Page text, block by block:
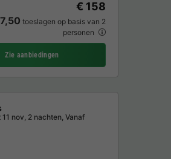
€ 158
toeslagen op basis van 2
personen
Zie aanbiedingen
11 nov, 2 nachten, Vanaf